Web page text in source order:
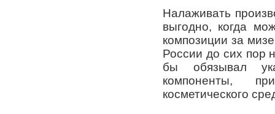
Налаживать
выгодно, когда
композиции за
России до сих пор
бы обязывал
компоненты,
косметического